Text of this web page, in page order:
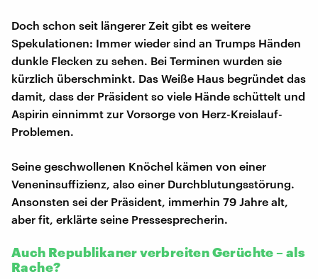
Doch schon seit längerer Zeit gibt es weitere
Spekulationen: Immer wieder sind an Trumps Händen
dunkle Flecken zu sehen. Bei Terminen wurden sie
kürzlich überschminkt. Das Weiße Haus begründet das
damit, dass der Präsident so viele Hände schüttelt und
Aspirin einnimmt zur Vorsorge von Herz-Kreislauf-
Problemen.
Seine geschwollenen Knöchel kämen von einer
Veneninsuffizienz, also einer Durchblutungsstörung.
Ansonsten sei der Präsident, immerhin 79 Jahre alt,
aber fit, erklärte seine Pressesprecherin.
Auch Republikaner verbreiten Gerüchte – als
Rache?